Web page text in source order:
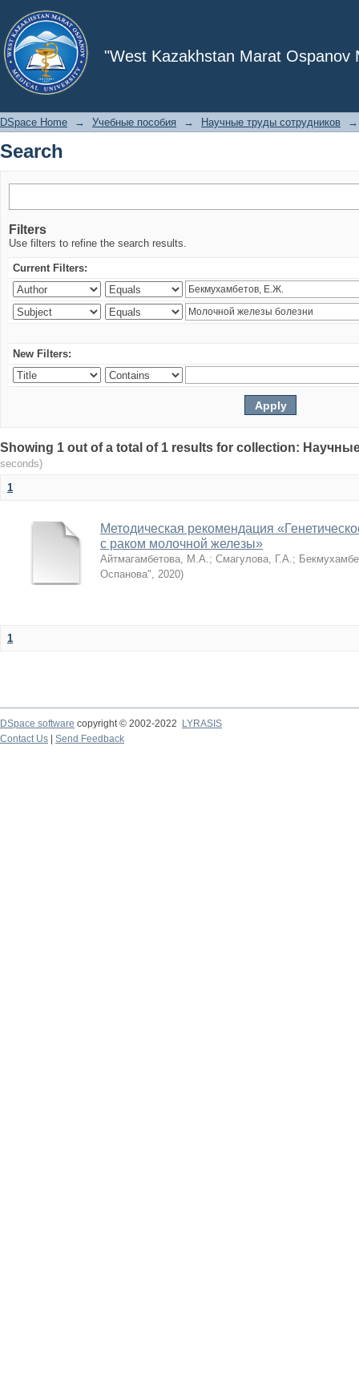
"West Kazakhstan Marat Ospanov
Search
DSpace Home → Учебные пособия → Научные труды сотрудников →
Search
Filters
Use filters to refine the search results.
Current Filters:
New Filters:
Showing 1 out of a total of 1 results for collection:
seconds)
1
Методическая рекомендация
с раком молочной железы»
Айтмагамбетова, М.А.; Смагулова, Г.А.;
Оспанова", 2020)
1
DSpace software copyright © 2002-2022
LYRASIS
Contact Us
Send Feedback